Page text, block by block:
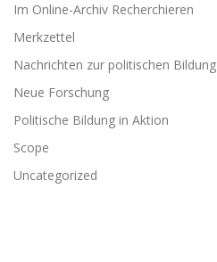
Im Online-Archiv Recherchieren
Merkzettel
Nachrichten zur politischen Bildung
Neue Forschung
Politische Bildung in Aktion
Scope
Uncategorized